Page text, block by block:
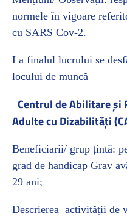
normele în vigoare
cu SARS Cov-2.
La finalul lucrului se
locului de muncă
Centrul de Abilitare și
Adulte cu Dizabilități
Beneficiarii/ grup țintă:
grad de handicap Grav
29 ani;
Descrierea activității de